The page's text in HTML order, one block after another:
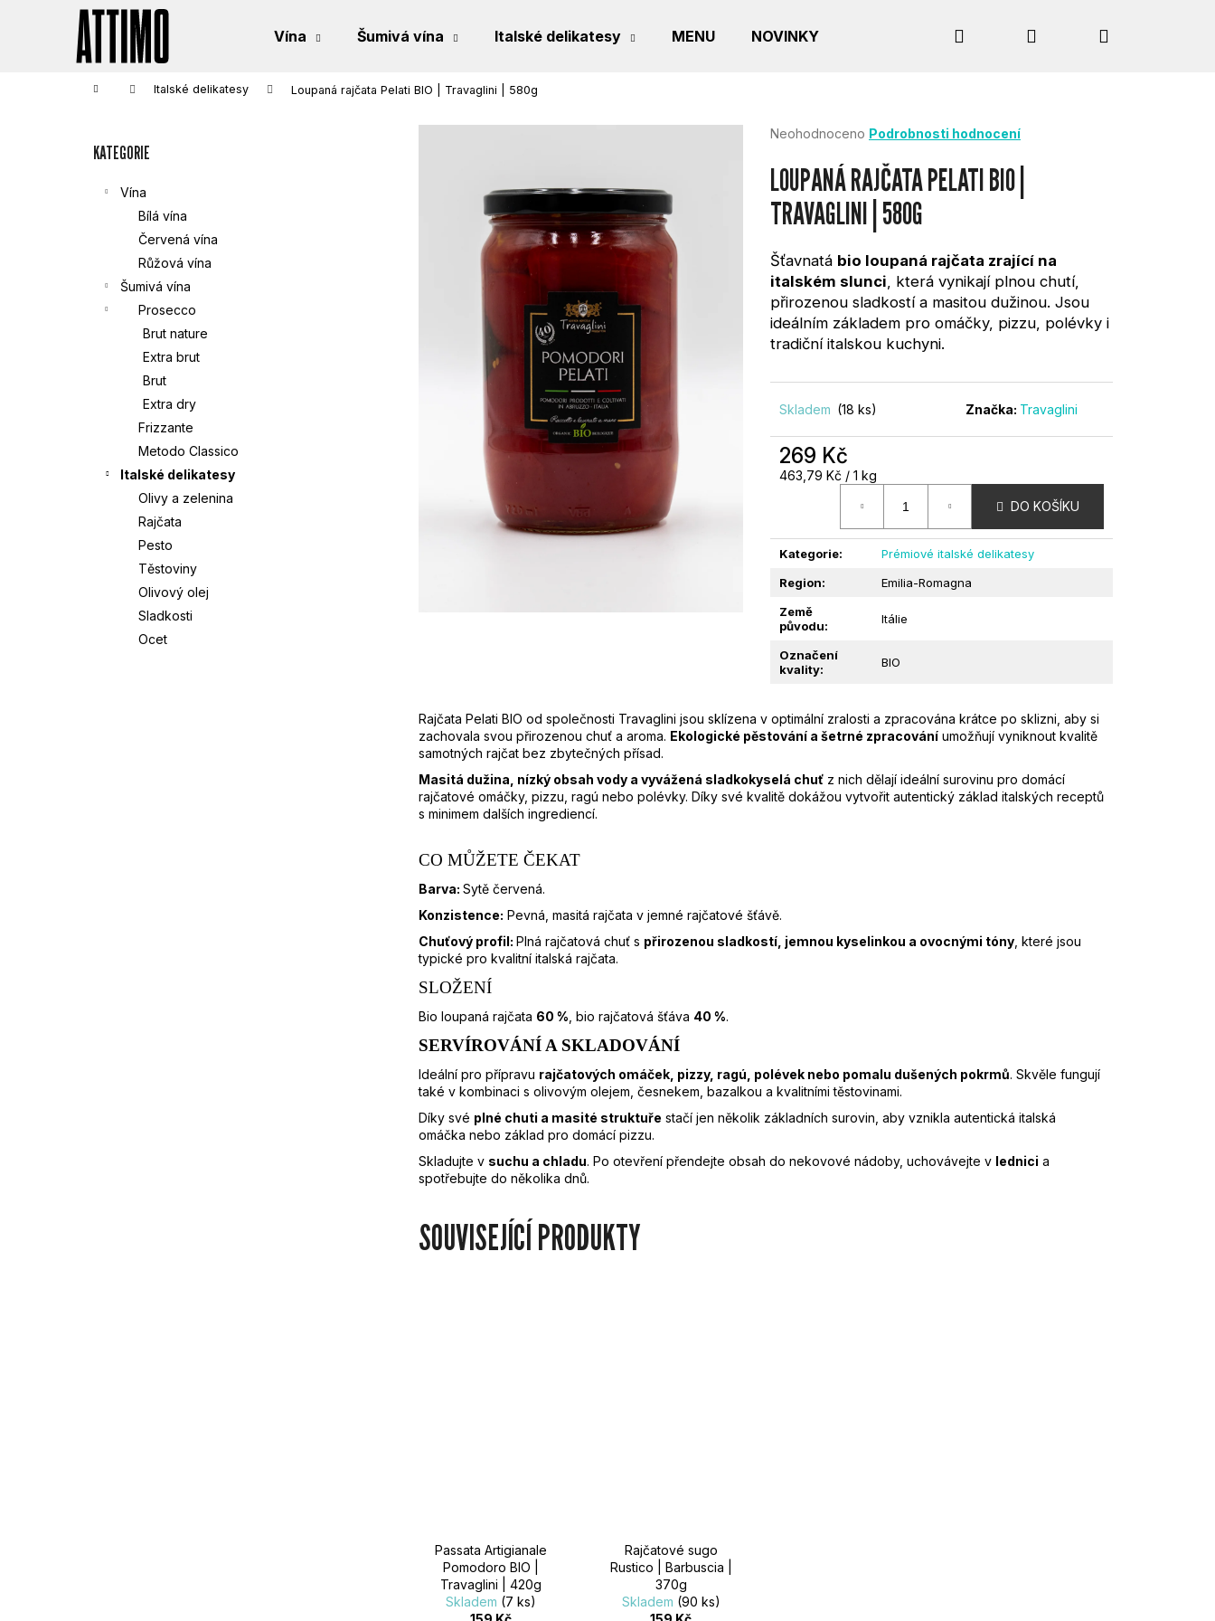
Vína Šumivá vína Italské delikatesy MENU NOVINKY Přihlášení
Domů Italské delikatesy Loupaná rajčata Pelati BIO | Travaglini | 580g
Přeskočit
KATEGORIE
Vína
Bílá vína
Červená vína
Růžová vína
Šumivá vína
Prosecco
Brut nature
Extra brut
Brut
Extra dry
Frizzante
Metodo Classico
Italské delikatesy
Olivy a zelenina
Rajčata
Pesto
Těstoviny
Olivový olej
Sladkosti
Ocet
Průměrné
produktu
0,0
hvězdiček.
Neohodnoceno Podrobnosti hodnocení
LOUPANÁ RAJČATA PELATI BIO |
TRAVAGLINI | 580G
Šťavnatá bio loupaná rajčata zrající na
italském slunci , která vynikají plnou chutí,
přirozenou sladkostí a masitou dužinou. Jsou
ideálním základem pro omáčky, pizzu, polévky i
tradiční italskou kuchyni.
Skladem (18 ks) Značka: Travaglini
269 Kč
Měrná
463,79 Kč / 1 kg
DO KOŠÍKU
Kategorie:
Prémiové italské delikatesy
Region:
Emilia-Romagna
Země
původu: Itálie
Označení
kvality: BIO
Rajčata Pelati BIO od společnosti Travaglini jsou sklízena v optimální zralosti a zpracována krátce po sklizni, aby si
zachovala svou přirozenou chuť a aroma. Ekologické pěstování a šetrné zpracování umožňují vyniknout kvalitě
samotných rajčat bez zbytečných přísad.
Masitá dužina, nízký obsah vody a vyvážená sladkokyselá chuť z nich dělají ideální surovinu pro domácí
rajčatové omáčky, pizzu, ragú nebo polévky. Díky své kvalitě dokážou vytvořit autentický základ italských receptů
s minimem dalších ingrediencí.
CO MŮŽETE ČEKAT
Barva: Sytě červená.
Konzistence: Pevná, masitá rajčata v jemné rajčatové šťávě.
Chuťový profil: Plná rajčatová chuť s přirozenou sladkostí, jemnou kyselinkou a ovocnými tóny , které jsou
typické pro kvalitní italská rajčata.
SLOŽENÍ
Bio loupaná rajčata 60 % , bio rajčatová šťáva 40 %.
SERVÍROVÁNÍ A SKLADOVÁNÍ
Ideální pro přípravu rajčatových omáček, pizzy, ragú, polévek nebo pomalu dušených pokrmů. Skvěle fungují
také v kombinaci s olivovým olejem, česnekem, bazalkou a kvalitními těstovinami.
Díky své plné chuti a masité struktuře stačí jen několik základních surovin, aby vznikla autentická italská
omáčka nebo základ pro domácí pizzu.
Skladujte v suchu a chladu. Po otevření přendejte obsah do nekovové nádoby, uchovávejte v lednici a
spotřebujte do několika dnů.
SOUVISEJÍCÍ PRODUKTY
Passata Artigianale
Pomodoro BIO |
Travaglini | 420g
Skladem (7 ks)
Rajčatové sugo
Rustico | Barbuscia |
370g
Skladem (90 ks)
Zpět
Zpět
CO POTŘEBUJETE NAJÍT?
DOPORUČUJEME
CANOVA VERONESE ROSSO IGT | CÀ
DEI MAGHI | 0,75L
379 Kč
ZELENÉ OLIVY DOLCI VE SLANÉM
NÁLEVU | REDORO | 1KG
VOLKANUS BRUT | BALESTRI VALDA |